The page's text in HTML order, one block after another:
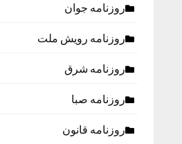
روزنامه جوان
روزنامه رویش ملت
روزنامه شرق
روزنامه صبا
روزنامه قانون